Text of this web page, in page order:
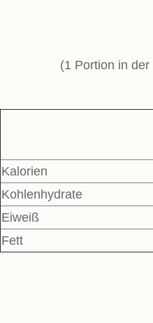
(1 Portion in
Kalorien
Kohlenhydrate
Eiweiß
Fett